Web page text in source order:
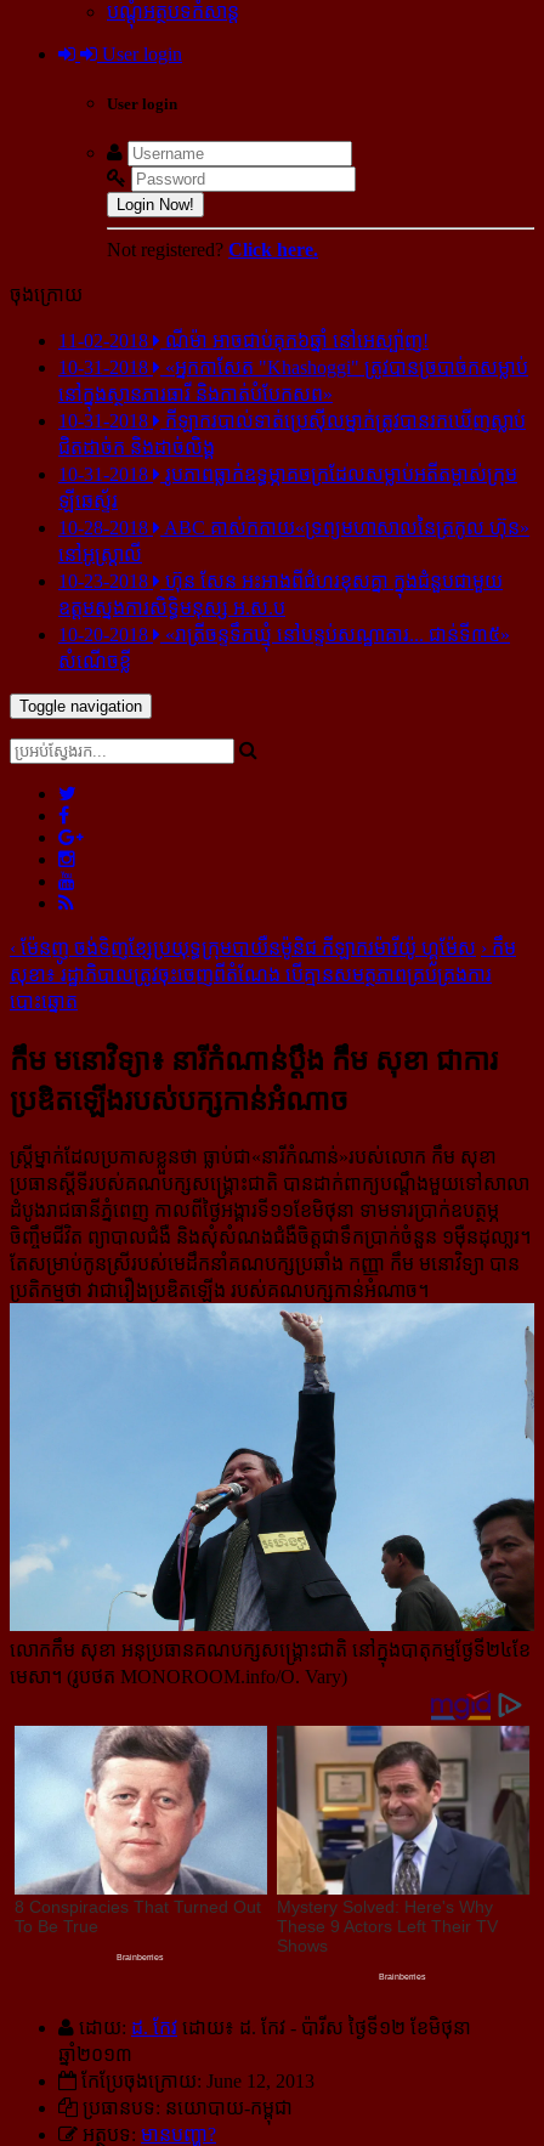
បណ្ដុំអត្ថបទកំសាន្ដ
User login
User login
Login Now!
Not registered? Click here.
ចុងក្រោយ
11-02-2018
ណីម៉ា អាច​ជាប់​គុក​៦ឆ្នាំ នៅ​អេស្ប៉ាញ!
10-31-2018
«អ្នក​កាសែត "Khashoggi" ត្រូវ​បាន​ច្របាច់ក​សម្លាប់​
នៅ​ក្នុង​ស្ថាន​ភារធារី និង​កាត់​បំបែក​សព»
10-31-2018
កីឡាករ​បាល់ទាត់​ប្រេស៊ីល​ម្នាក់​ត្រូវ​បាន​រក​ឃើញ​ស្លាប់​
ជិត​ដាច់ក និង​ដាច់​លិង្គ
10-31-2018
រូបភាព​ធ្លាក់​ឧទ្ធម្ភាគចក្រ​ដែល​សម្លាប់​អតីត​ម្ចាស់​ក្រុម​
ឡីឆេស្ទ័រ
10-28-2018
ABC គាស់​កកាយ​«ទ្រព្យមហាសាល​នៃ​ត្រកូល ហ៊ុន»​
នៅ​អូស្ត្រាលី
10-23-2018
ហ៊ុន សែន អះអាង​ពី​ជំហរ​ខុស​គ្នា ក្នុង​ជំនួប​ជាមួយ​
ឧត្តម​ស្នងការ​សិទ្ធិ​មនុស្ស អ.ស.ប
10-20-2018
«រាត្រីចន្ទទឹកឃ្មុំ នៅបន្ទប់សណ្ឋាគារ... ជាន់ទី៣៥»
សំណើចខ្លី
Toggle navigation
‹ ម៉ែនញូ ចង់​ទិញ​ខ្សែ​ប្រយុទ្ធ​ក្រុម​បាយឺនម៉ូនិជ កីឡាករ​ម៉ារីយ៉ូ ហ្គូម៉ែស › កឹម
សុខា​៖ ​រដ្ឋាភិបាល​ត្រូវ​ចុះចេញ​ពី​តំណែង ​បើ​គ្មាន​សមត្ថភាព​គ្រប់​គ្រង​ការ​
បោះឆ្នោត
កឹម មនោវិទ្យា៖ នារី​កំណាន់​ប្ដឹង​ កឹម សុខា ជា​ការ​
ប្រឌិត​ឡើង​របស់​បក្ស​កាន់​អំណាច
ស្ត្រីម្នាក់ដែលប្រកាសខ្លួនថា ធ្លាប់ជា«នារីកំណាន់»របស់លោក កឹម សុខា
ប្រធានស្ដីទីរបស់​គណបក្ស​សង្គ្រោះ​ជាតិ បាន​​ដាក់ពាក្យបណ្ដឹងមួយទៅសាលា
ដំបូងរាជធានីភ្នំពេញ កាលពីថ្ងៃអង្គារទី១១ខែមិថុនា ទាមទារប្រាក់​ឧបត្ថម្ភ​
ចិញ្ចឹមជីវិត ព្យាបាលជំងឺ និងសុំសំណងជំងឺចិត្តជាទឹកប្រាក់ចំនួន ១ម៉ឺនដុលា្លរ។
តែសម្រាប់កូនស្រី​របស់​មេដឹកនាំ​គណបក្ស​ប្រឆាំង កញ្ញា កឹម មនោវិទ្យា បាន
ប្រតិកម្មថា វាជារឿង​ប្រឌិត​ឡើង របស់គណបក្ស​កាន់អំណាច។
លោកកឹម សុខា អនុប្រធានគណបក្សសង្គ្រោះជាតិ នៅក្នុងបាតុកម្មថ្ងែទី២៤ខែ
មេសា។ (រូបថត MONOROOM.info/O. Vary)
ដោយ: ដ. កែវ ដោយ៖ ដ. កែវ - ប៉ារីស ថ្ងៃទី១២ ខែមិថុនា
ឆ្នាំ២០១៣
កែប្រែចុងក្រោយ: June 12, 2013
ប្រធានបទ: នយោបាយ-កម្ពុជា
អត្ថបទ: មានបញ្ហា?